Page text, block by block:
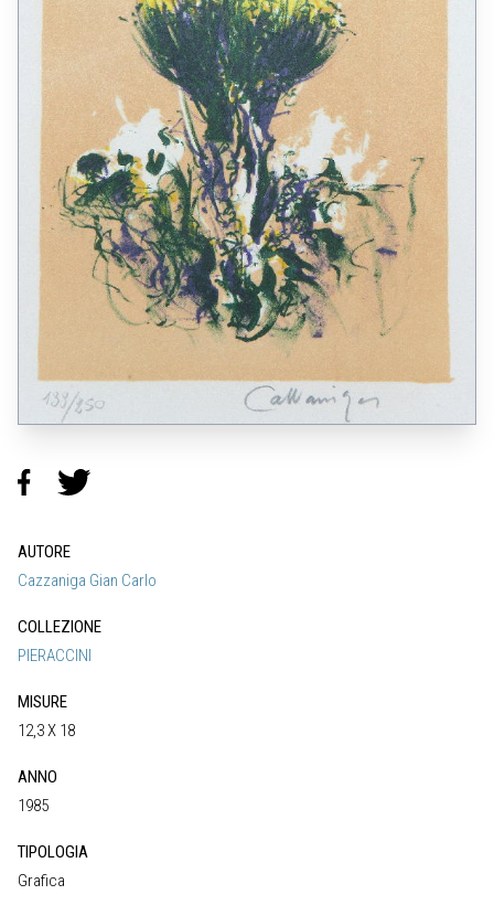
AUTORE
Cazzaniga Gian Carlo
COLLEZIONE
PIERACCINI
MISURE
12,3 X 18
ANNO
1985
TIPOLOGIA
Grafica